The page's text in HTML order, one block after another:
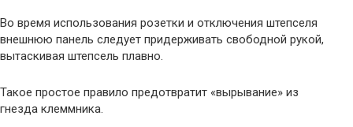
Во время использования розетки и отключения штепселя
внешнюю панель следует придерживать свободной рукой,
вытаскивая штепсель плавно.
Такое простое правило предотвратит «вырывание» из
гнезда клеммника.